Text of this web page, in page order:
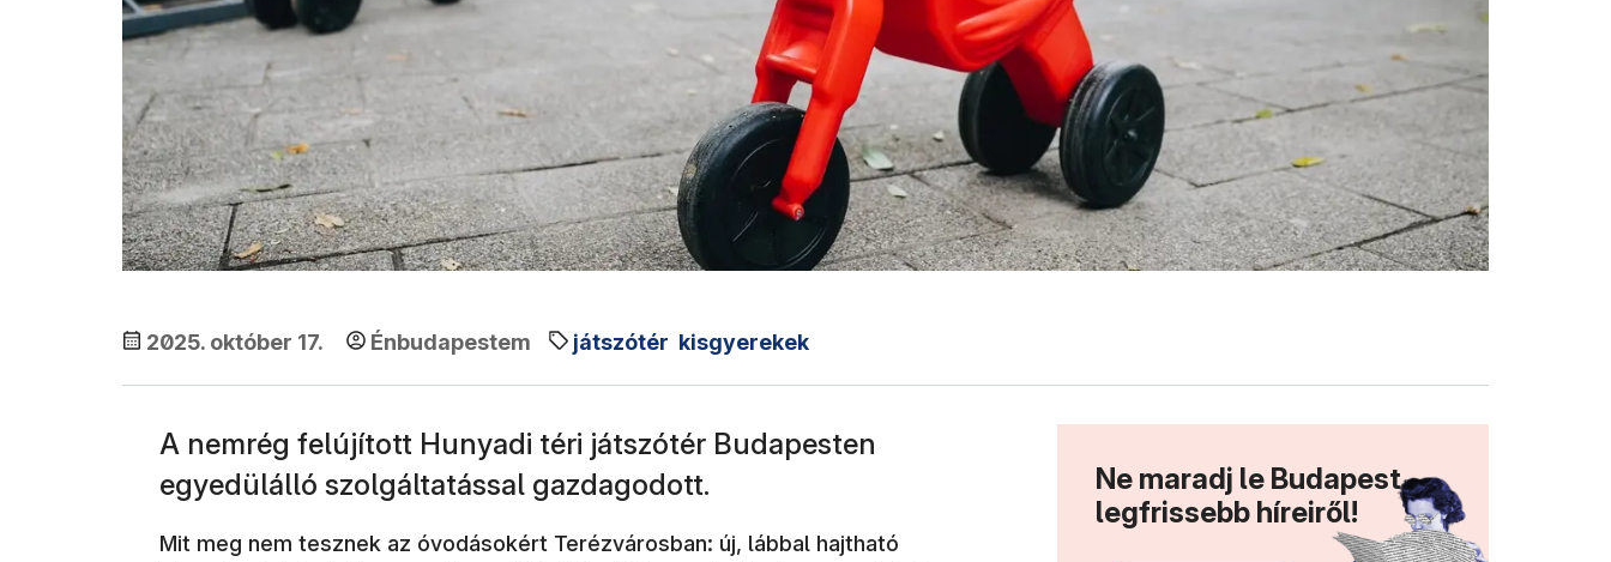
2025. október 17. Énbudapestem játszótér kisgyerekek
A nemrég felújított Hunyadi téri játszótér Budapesten
egyedülálló szolgáltatással gazdagodott.
Mit meg nem tesznek az óvodásokért Terézvárosban: új, lábbal hajtható
Ne maradj le Budapest
legfrissebb híreiről!